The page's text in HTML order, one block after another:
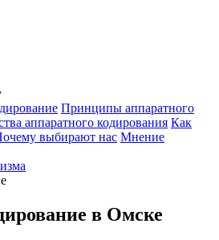
Принципы аппаратного
аппаратного кодирования Как
выбирают нас Мнение
в Омске